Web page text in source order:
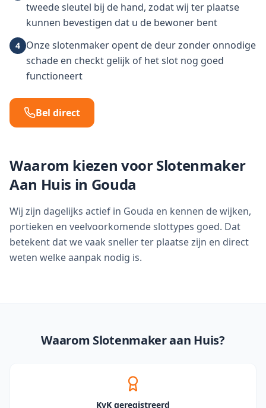
tweede sleutel bij de hand, zodat wij ter plaatse
kunnen bevestigen dat u de bewoner bent
4 Onze slotenmaker opent de deur zonder onnodige
schade en checkt gelijk of het slot nog goed
functioneert
Bel direct
Waarom kiezen voor Slotenmaker
Aan Huis in Gouda
Wij zijn dagelijks actief in Gouda en kennen de wijken,
portieken en veelvoorkomende slottypes goed. Dat
betekent dat we vaak sneller ter plaatse zijn en direct
weten welke aanpak nodig is.
Waarom Slotenmaker aan Huis?
KvK geregistreerd